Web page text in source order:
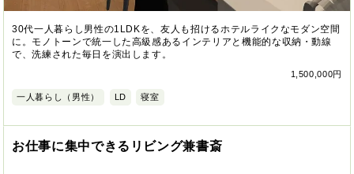
30代一人暮らし男性の1LDKを、友人も招けるホテルライクなモダン空間
に。モノトーンで統一した高級感あるインテリアと機能的な収納・動線
で、洗練された毎日を演出します。
1,500,000円
一人暮らし（男性） LD 寝室
お仕事に集中できるリビング兼書斎